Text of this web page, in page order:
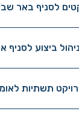
לסניף באר
ביצוע לסניף
תשתיות